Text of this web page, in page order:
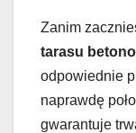
Zanim
tarasu
odpowiednie
naprawdę
gwarantuje